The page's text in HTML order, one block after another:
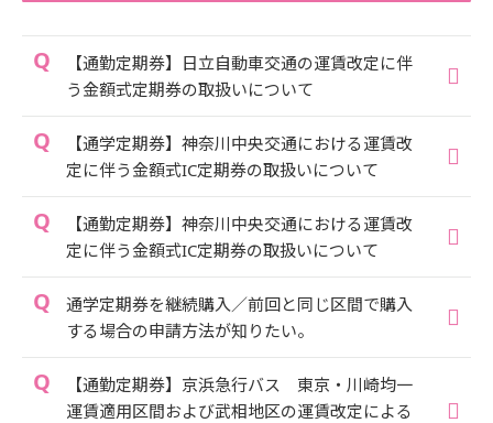
【通勤定期券】日立自動車交通の運賃改定に伴
う金額式定期券の取扱いについて
【通学定期券】神奈川中央交通における運賃改
定に伴う金額式IC定期券の取扱いについて
【通勤定期券】神奈川中央交通における運賃改
定に伴う金額式IC定期券の取扱いについて
通学定期券を継続購入／前回と同じ区間で購入
する場合の申請方法が知りたい。
【通勤定期券】京浜急行バス 東京・川崎均一
運賃適用区間および武相地区の運賃改定による